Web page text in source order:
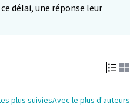
délai, une réponse leur
plus suiviesAvec le plus d'auteurs